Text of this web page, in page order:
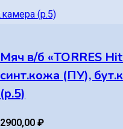
Мяч в/б «TORRES
синт.кожа (ПУ),
(р.5)
2900,00 ₽